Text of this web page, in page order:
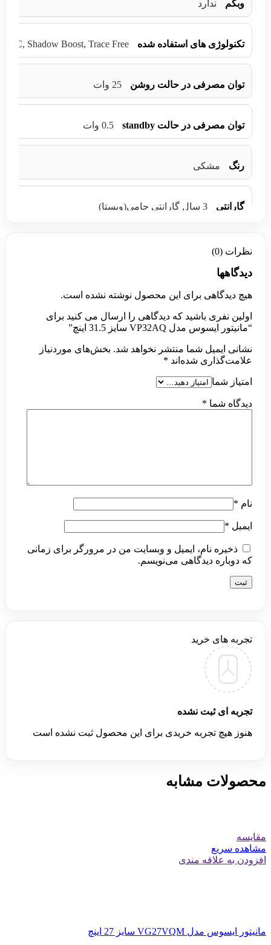
وبکم ندارد
تکنولوژی های استفاده شده Shadow Boost, Trace Free
توان مصرفی در حالت روشن 25 وات
توان مصرفی در حالت standby 0.5 وات
رنگ مشکی
گارانتی 3 سال گارانتی حامی(ویستا)
نظرات (0)
دیدگاهها
هیچ دیدگاهی برای این محصول نوشته نشده است.
اولین نفری باشید که دیدگاهی را ارسال می کنید برای
“مانیتور ایسوس مدل VP32AQ سایز 31.5 اینچ”
نشانی ایمیل شما منتشر نخواهد شد. بخش‌های موردنیاز
علامت‌گذاری شده‌اند *
امتیاز شما
دیدگاه شما *
نام *
ایمیل *
ذخیره نام، ایمیل و وبسایت من در مرورگر برای زمانی
که دوباره دیدگاهی می‌نویسم.
تجربه های خرید
تجربه ای ثبت نشده
هنوز هیچ تجربه خریدی برای این محصول ثبت نشده است
محصولات مشابه
مقایسه
مشاهده سریع
افزودن به علاقه مندی
مانیتور ایسوس مدل VG27VQM سایز 27 اینچ